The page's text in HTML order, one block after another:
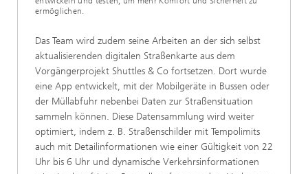
ermöglichen.
Das Team wird zudem seine Arbeiten an der sich selbst
aktualisierenden digitalen Straßenkarte aus dem
Vorgängerprojekt Shuttles & Co fortsetzen. Dort wurde
eine App entwickelt, mit der Mobilgeräte in Bussen oder
der Müllabfuhr nebenbei Daten zur Straßensituation
sammeln können. Diese Datensammlung wird weiter
optimiert, indem z. B. Straßenschilder mit Tempolimits
auch mit Detailinformationen wie einer Gültigkeit von 22
Uhr bis 6 Uhr und dynamische Verkehrsinformationen